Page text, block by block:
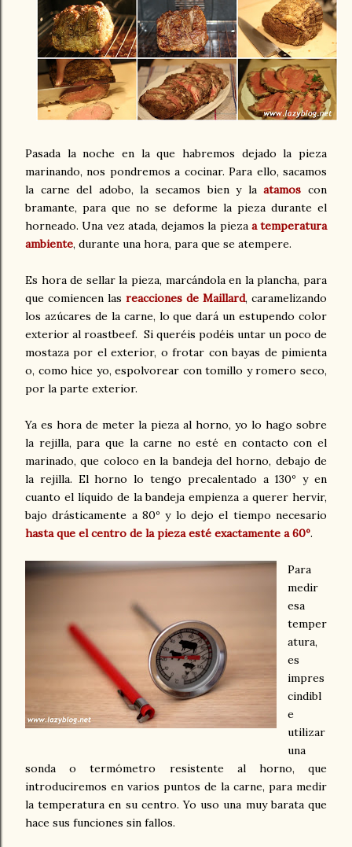
Pasada la noche en la que habremos dejado la pieza
marinando, nos pondremos a cocinar. Para ello, sacamos
la carne del adobo, la secamos bien y laatamoscon
bramante, para que no se deforme la pieza durante el
horneado. Una vez atada, dejamos la pieza a temperatura
ambiente, durante una hora, para que se atempere.
Es hora de sellar la pieza, marcándola en la plancha, para
que comiencen las reacciones de Maillard, caramelizando
los azúcares de la carne, lo que dará un estupendo color
exterior al roastbeef. Si queréis podéis untar un poco de
mostaza por el exterior, o frotar con bayas de pimienta
o, como hice yo, espolvorear con tomillo y romero seco,
por la parte exterior.
Ya es hora de meter la pieza al horno, yo lo hago sobre
la rejilla, para que la carne no esté en contacto con el
marinado, que coloco en la bandeja del horno, debajo de
la rejilla. El horno lo tengo precalentado a 130º y en
cuanto el líquido de la bandeja empienza a querer hervir,
bajo drásticamente a 80º y lo dejo el tiempo necesario
hasta que el centro de la pieza esté exactamente a 60º.
Para
medir
esa
temper
atura,
es
impres
cindibl
e
utilizar
una
sonda o termómetro resistente al horno, que
introduciremos en varios puntos de la carne, para medir
la temperatura en su centro. Yo uso una muy barata que
hace sus funciones sin fallos.